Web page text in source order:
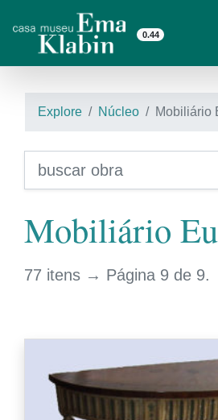
0.44
Explore Núcleo Mobiliário
Mobiliário
77 itens → Página 9 de 9.